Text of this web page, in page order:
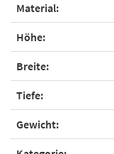
Material:
Höhe:
Breite:
Tiefe:
Gewicht: